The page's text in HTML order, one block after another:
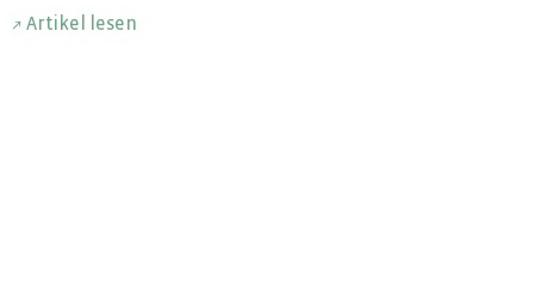
Artikel lesen